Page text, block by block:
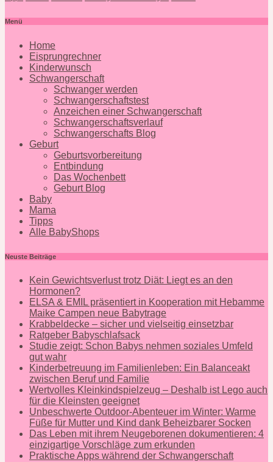
Menü
Home
Eisprungrechner
Kinderwunsch
Schwangerschaft
Schwanger werden
Schwangerschaftstest
Anzeichen einer Schwangerschaft
Schwangerschaftsverlauf
Schwangerschafts Blog
Geburt
Geburtsvorbereitung
Entbindung
Das Wochenbett
Geburt Blog
Baby
Mama
Tipps
Alle BabyShops
Neuste Beiträge
Kein Gewichtsverlust trotz Diät: Liegt es an den
Hormonen?
ELSA & EMIL präsentiert in Kooperation mit Hebamme
Maike Campen neue Babytrage
Krabbeldecke – sicher und vielseitig einsetzbar
Ratgeber Babyschlafsack
Studie zeigt: Schon Babys nehmen soziales Umfeld
gut wahr
Kinderbetreuung im Familienleben: Ein Balanceakt
zwischen Beruf und Familie
Wertvolles Kleinkindspielzeug – Deshalb ist Lego auch
für die Kleinsten geeignet
Unbeschwerte Outdoor-Abenteuer im Winter: Warme
Füße für Mutter und Kind dank Beheizbarer Socken
Das Leben mit ihrem Neugeborenen dokumentieren: 4
einzigartige Vorschläge zum erkunden
Praktische Apps während der Schwangerschaft